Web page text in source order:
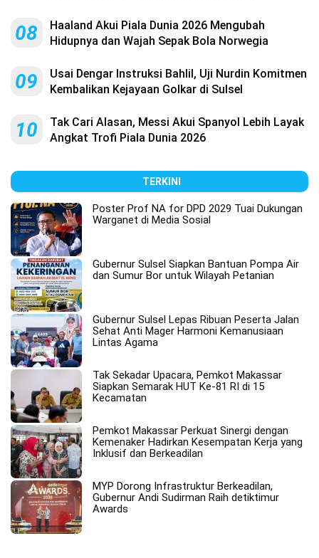
08
Haaland Akui Piala Dunia 2026 Mengubah
Hidupnya dan Wajah Sepak Bola Norwegia
09
Usai Dengar Instruksi Bahlil, Uji Nurdin Komitmen
Kembalikan Kejayaan Golkar di Sulsel
10
Tak Cari Alasan, Messi Akui Spanyol Lebih Layak
Angkat Trofi Piala Dunia 2026
TERKINI
Poster Prof NA for DPD 2029 Tuai Dukungan
Warganet di Media Sosial
Gubernur Sulsel Siapkan Bantuan Pompa Air
dan Sumur Bor untuk Wilayah Petanian
Gubernur Sulsel Lepas Ribuan Peserta Jalan
Sehat Anti Mager Harmoni Kemanusiaan
Lintas Agama
Tak Sekadar Upacara, Pemkot Makassar
Siapkan Semarak HUT Ke-81 RI di 15
Kecamatan
Pemkot Makassar Perkuat Sinergi dengan
Kemenaker Hadirkan Kesempatan Kerja yang
Inklusif dan Berkeadilan
MYP Dorong Infrastruktur Berkeadilan,
Gubernur Andi Sudirman Raih detiktimur
Awards